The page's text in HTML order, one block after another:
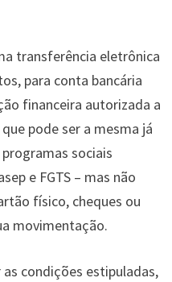
transferência eletrônica
para conta bancária
financeira autorizada a
pode ser a mesma já
sociais
e FGTS – mas não
físico, cheques ou
movimentação.
condições estipuladas,